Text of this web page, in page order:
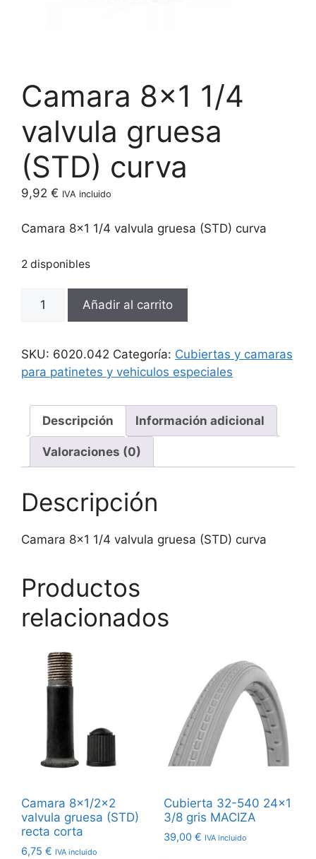
Camara 8×1 1/4
valvula gruesa
(STD) curva
9,92 € IVA incluido
Camara 8×1 1/4 valvula gruesa (STD) curva
2 disponibles
Camara
valvula
gruesa
curva
cantidad
Añadir al carrito
SKU: 6020.042 Categoría: Cubiertas y camaras
para patinetes y vehiculos especiales
Descripción Información adicional
Valoraciones (0)
Descripción
Camara 8×1 1/4 valvula gruesa (STD) curva
Productos
relacionados
Camara 8×1/2×2
valvula gruesa (STD)
recta corta
6,75 € IVA incluido
Cubierta 32-540 24×1
3/8 gris MACIZA
39,00 € IVA incluido